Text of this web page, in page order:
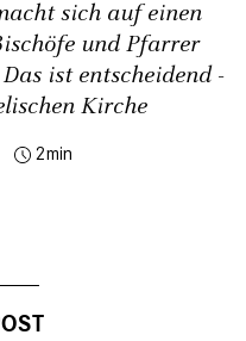
sich auf einen
und Pfarrer
ist entscheidend -
Kirche
2